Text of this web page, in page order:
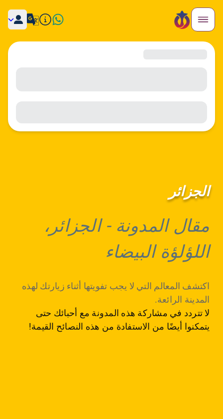
الجزائر
مقال المدونة -الجزائر،
اللؤلؤة البيضاء
اكتشف المعالم التي لا يجب تفويتها أثناء زيارتك لهذه
المدينة الرائعة.
لا تتردد في مشاركة هذه المدونة مع أحبائك حتى
يتمكنوا أيضًا من الاستفادة من هذه النصائح القيمة!